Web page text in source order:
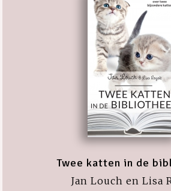
Twee katten in de
Jan Louch en Lisa